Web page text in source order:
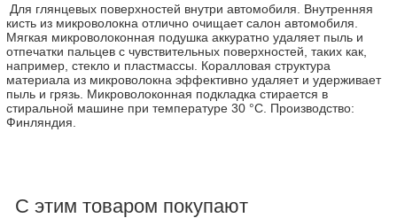
Для глянцевых поверхностей внутри автомобиля. Внутренняя
кисть из микроволокна отлично очищает салон автомобиля.
Мягкая микроволоконная подушка аккуратно удаляет пыль и
отпечатки пальцев с чувствительных поверхностей, таких как,
например, стекло и пластмассы. Коралловая структура
материала из микроволокна эффективно удаляет и удерживает
пыль и грязь. Микроволоконная подкладка стирается в
стиральной машине при температуре 30 °C. Производство:
Финляндия.
С этим товаром покупают